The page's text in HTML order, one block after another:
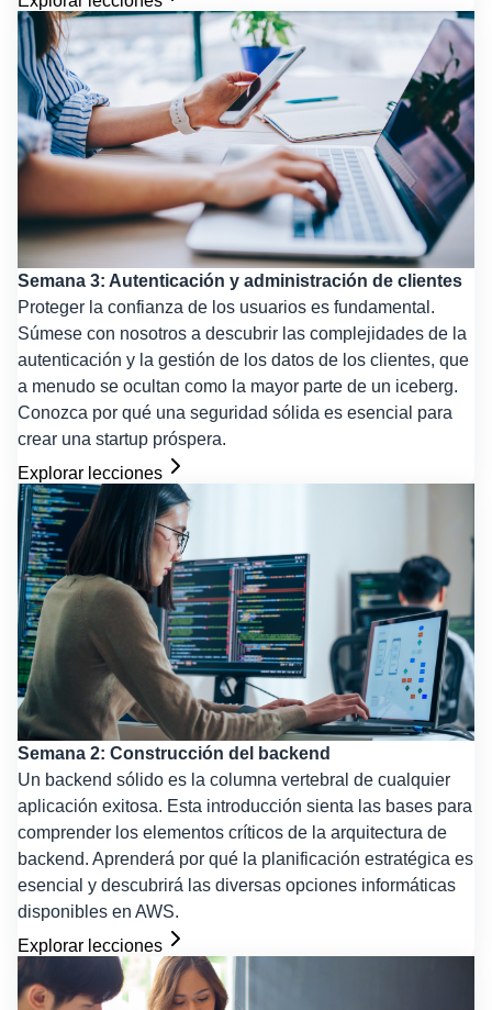
Semana 3: Autenticación y administración de clientes
Proteger la confianza de los usuarios es fundamental.
Súmese con nosotros a descubrir las complejidades de la
autenticación y la gestión de los datos de los clientes, que
a menudo se ocultan como la mayor parte de un iceberg.
Conozca por qué una seguridad sólida es esencial para
crear una startup próspera.
Explorar lecciones
Semana 2: Construcción del backend
Un backend sólido es la columna vertebral de cualquier
aplicación exitosa. Esta introducción sienta las bases para
comprender los elementos críticos de la arquitectura de
backend. Aprenderá por qué la planificación estratégica es
esencial y descubrirá las diversas opciones informáticas
disponibles en AWS.
Explorar lecciones